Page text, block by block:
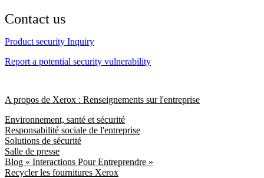
Contact us
Product security Inquiry
Report a potential security vulnerability
A propos de Xerox : Renseignements sur l'entreprise
Environnement, santé et sécurité
Responsabilité sociale de l'entreprise
Solutions de sécurité
Salle de presse
Blog « Interactions Pour Entreprendre »
Recycler les fournitures Xerox